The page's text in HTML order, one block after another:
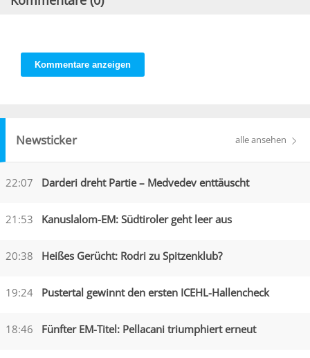
Kommentare anzeigen
Newsticker alle ansehen
22:07 Darderi dreht Partie – Medvedev enttäuscht
21:53 Kanuslalom-EM: Südtiroler geht leer aus
20:38 Heißes Gerücht: Rodri zu Spitzenklub?
19:24 Pustertal gewinnt den ersten ICEHL-Hallencheck
18:46 Fünfter EM-Titel: Pellacani triumphiert erneut